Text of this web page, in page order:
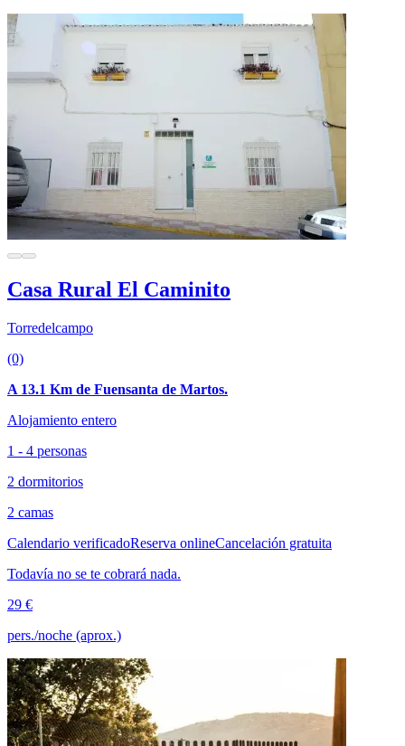
Casa Rural El Caminito
Torredelcampo
(0)
A 13.1 Km de Fuensanta de Martos.
Alojamiento entero
1 - 4 personas
2 dormitorios
2 camas
Calendario verificadoReserva onlineCancelación gratuita
Todavía no se te cobrará nada.
29 €
pers./noche (aprox.)